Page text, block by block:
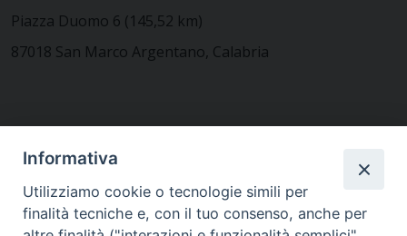
Piazza Duomo 6 (145,52 km)
87018 San Marco Argentano, Calabria
MODULISTICA
Informativa
Utilizziamo cookie o tecnologie simili per
finalità tecniche e, con il tuo consenso, anche per